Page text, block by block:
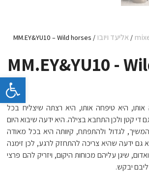
/ אליעד ויובו / MM.EY&YU10 – Wild horses
MM.EY&YU10 -
אותו, היא טיפחה אותו, היא רצתה שיצליח בכל
די קטן ולכן התחבא בצילה. היא ידעה שיבוא היום
לגדול ולהתפתח, קיוותה היא בכל מאודה
גם ידעה שהיא צריכה להתחזק לרגע, לכן זימנה
שיגן עליהם מכוחות היקום, ויזריק להם פרצי
יבקש.